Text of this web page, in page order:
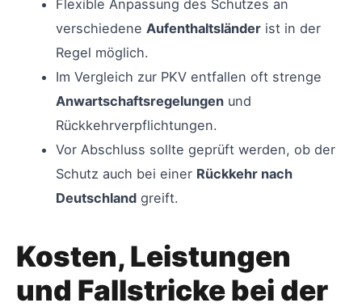
Flexible Anpassung des Schutzes an
verschiedene Aufenthaltsländerist in der
Regel möglich.
Im Vergleich zur PKV entfallen oft strenge
Anwartschaftsregelungenund
Rückkehrverpflichtungen.
Vor Abschluss sollte geprüft werden, ob der
Schutz auch bei einer Rückkehr nach
Deutschlandgreift.
Kosten, Leistungen
und Fallstricke bei der